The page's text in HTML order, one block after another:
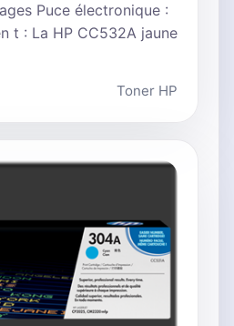
Puce électronique :
t : La HP CC532A jaune
Toner HP